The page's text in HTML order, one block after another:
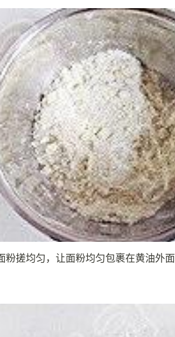
粉搓均匀，让面粉均匀包裹在黄油外面